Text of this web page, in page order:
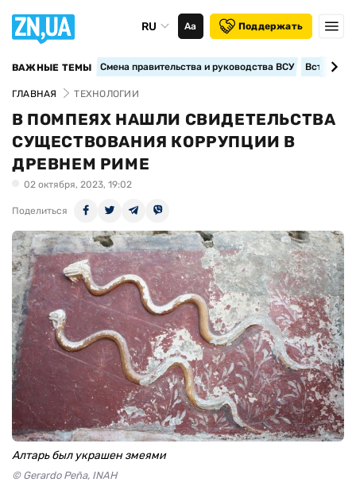
RU Аа Поддержать
ВАЖНЫЕ ТЕМЫ Смена правительства и руководства ВСУ
ГЛАВНАЯ ТЕХНОЛОГИИ
В ПОМПЕЯХ НАШЛИ СВИДЕТЕЛЬСТВА
СУЩЕСТВОВАНИЯ КОРРУПЦИИ В
ДРЕВНЕМ РИМЕ
02 октября, 2023, 19:02
Поделиться
Алтарь был украшен змеями
© Gerardo Peña, INAH